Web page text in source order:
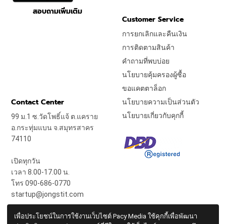
สอบถามเพิ่มเติม
Customer Service
การยกเลิกและคืนเงิน
การติดตามสินค้า
คำถามที่พบบ่อย
นโยบายคุ้มครองผู้ซื้อ
ขอแคตตาล็อก
นโยบายความเป็นส่วนตัว
นโยบายเกี่ยวกับคุกกี้
Contact Center
99 ม.1 ซ.วัดโพธิ์แจ้ ต.แคราย
อ.กระทุ่มแบน จ.สมุทรสาคร
74110
เปิดทุกวัน
เวลา 8.00-17.00 น.
โทร 090-686-0770
startup@jongstit.com
เพื่อประโยชน์ในการใช้งานเว็บไซต์ Pacy Media ใช้คุกกี้เพื่อพัฒนา